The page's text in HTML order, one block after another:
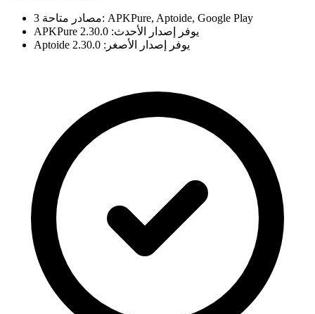
3 مصادر متاحة: APKPure, Aptoide, Google Play
APKPure يوفر إصدار الأحدث: 2.30.0
Aptoide يوفر إصدار الأصغر: 2.30.0